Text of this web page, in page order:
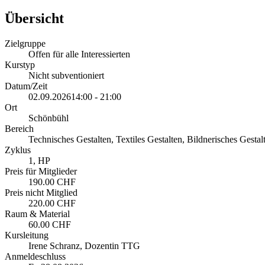
Übersicht
Zielgruppe
Offen für alle Interessierten
Kurstyp
Nicht subventioniert
Datum/Zeit
02.09.202614:00 - 21:00
Ort
Schönbühl
Bereich
Technisches Gestalten, Textiles Gestalten, Bildnerisches
Zyklus
1, HP
Preis für Mitglieder
190.00 CHF
Preis nicht Mitglied
220.00 CHF
Raum & Material
60.00 CHF
Kursleitung
Irene Schranz, Dozentin TTG
Anmeldeschluss